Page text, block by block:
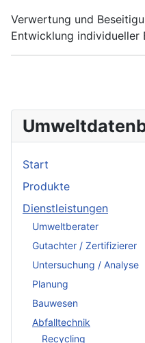
Verwertung und
Entwicklung individueller
Start
Produkte
Dienstleistungen
Umweltberater
Gutachter / Zertifizierer
Untersuchung / Analyse
Planung
Bauwesen
Abfalltechnik
Recycling